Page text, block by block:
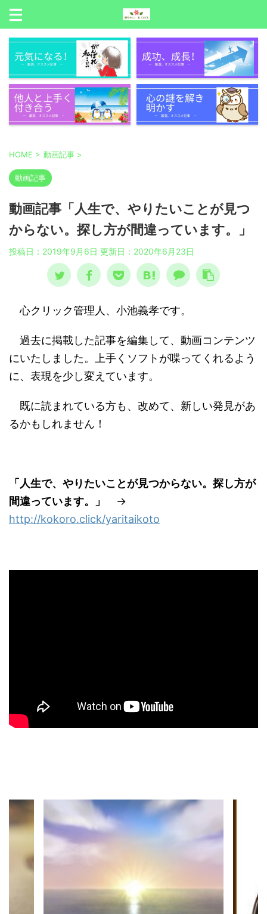
HOME > 動画記事 >
動画記事
動画記事「人生で、やりたいことが見つ
からない。探し方が間違っています。」
投稿日：2019年9月6日 更新日： 2020年6月23日
心クリック管理人、小池義孝です。
過去に掲載した記事を編集して、動画コンテンツ
にいたしました。上手くソフトが喋ってくれるよう
に、表現を少し変えています。
既に読まれている方も、改めて、新しい発見があ
るかもしれません！
「人生で、やりたいことが見つからない。探し方が
間違っています。」
→
http://kokoro.click/yaritaikoto